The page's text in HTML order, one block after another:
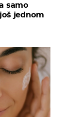
samo
jednom